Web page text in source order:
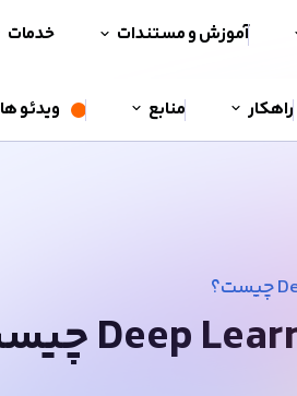
آموزش و مستندات خدمات
راهکار منابع ویدئو ها